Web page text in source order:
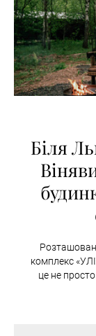
Біля
комплекс
це не